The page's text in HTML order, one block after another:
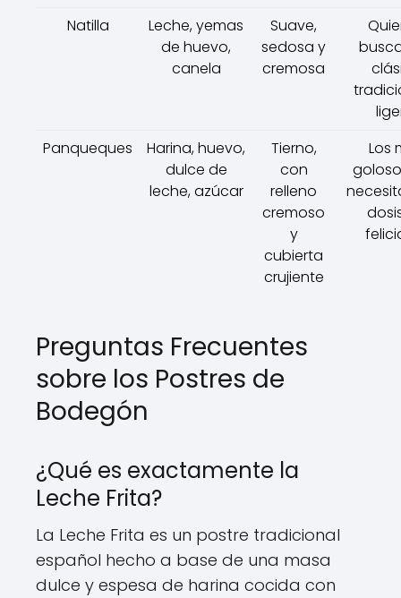
Natilla
Leche, yemas
de huevo,
canela
Suave,
sedosa y
cremosa
Panqueques
Harina, huevo,
dulce de
leche, azúcar
Tierno,
con
relleno
cremoso
y
cubierta
crujiente
Los
Preguntas Frecuentes
sobre los Postres de
Bodegón
¿Qué es exactamente la
Leche Frita?
La Leche Frita es un postre tradicional
español hecho a base de una masa
dulce y espesa de harina cocida con